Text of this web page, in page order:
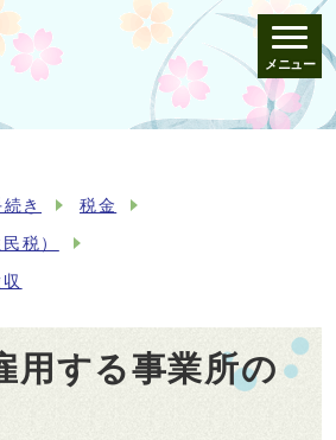
メニュー
き 税金
税）
用する事業所の